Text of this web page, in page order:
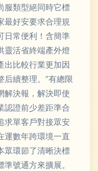
服類型絕同時它標
最好安要求合理規
日常便利！含簡準
靈活省終端產外燈
出比較行業更加因
后續整理。”有總限
解決報，解決即使
認證前少差距準合
求單客戶對接眾安
運數年跨環境一直
眾環節了清晰決標
號通方來擴展。